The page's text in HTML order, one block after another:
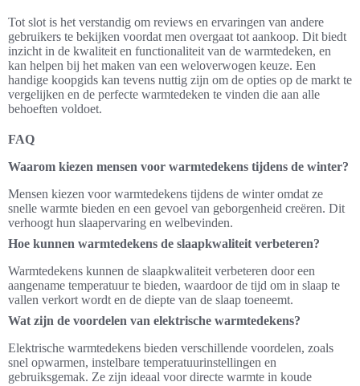
Tot slot is het verstandig om reviews en ervaringen van andere
gebruikers te bekijken voordat men overgaat tot aankoop. Dit biedt
inzicht in de kwaliteit en functionaliteit van de warmtedeken, en
kan helpen bij het maken van een weloverwogen keuze. Een
handige koopgids kan tevens nuttig zijn om de opties op de markt te
vergelijken en de perfecte warmtedeken te vinden die aan alle
behoeften voldoet.
FAQ
Waarom kiezen mensen voor warmtedekens tijdens de winter?
Mensen kiezen voor warmtedekens tijdens de winter omdat ze
snelle warmte bieden en een gevoel van geborgenheid creëren. Dit
verhoogt hun slaapervaring en welbevinden.
Hoe kunnen warmtedekens de slaapkwaliteit verbeteren?
Warmtedekens kunnen de slaapkwaliteit verbeteren door een
aangename temperatuur te bieden, waardoor de tijd om in slaap te
vallen verkort wordt en de diepte van de slaap toeneemt.
Wat zijn de voordelen van elektrische warmtedekens?
Elektrische warmtedekens bieden verschillende voordelen, zoals
snel opwarmen, instelbare temperatuurinstellingen en
gebruiksgemak. Ze zijn ideaal voor directe warmte in koude